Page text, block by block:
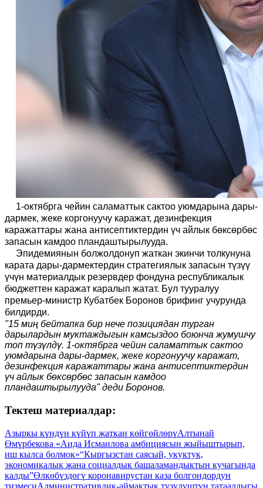
1-октябрга чейин саламаттык сактоо уюмдарына дары-
дармек, жеке коргонуучу каражат, дезинфекция
каражаттары жана антисептиктердин үч айлык бөксөрбөс
запасын камдоо пландаштырылууда.
Эпидемиянын болжолдонуп жаткан экинчи толкунуна
карата дары-дармектердин стратегиялык запасын түзүү
үчүн материалдык резервдер фондуна республикалык
бюджеттен каражат каралып жатат. Бул тууралуу
премьер-министр Кубатбек Боронов брифинг учурунда
билдирди.
"15 миң бейтапка бир нече позициядан турган
дарылардын муктаждыгын камсыздоо боюнча жумушчу
топ түзүлдү. 1-октябрга чейин саламаттык сактоо
уюмдарына дары-дармек, жеке коргонуучу каражат,
дезинфекция каражаттары жана антисептиктердин
үч айлык бөксөрбөс запасын камдоо
пландаштырылууда" деди Боронов.
Тектеш материалдар:
Азыркы күндүн күйүп жаткан көйгөйлөрүАлтынай
Өмүрбекова «Аида Исмаилова амбициясын жыйыштырып,
иш кылса болмок»“Кыргызстан саясый, укуктук,
экономикалык жана социалдык башаламандыктын кучагында
калды”Өлкөбүздөгү коронавирустан каза болгондордун
тизмесиАдминистративдик-аймактык түзүлүштүн татаалдыгы